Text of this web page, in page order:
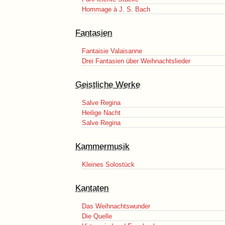
Hommage à J. S. Bach
Fantasien
Fantaisie Valaisanne
Drei Fantasien über Weihnachtslieder
Geistliche Werke
Salve Regina
Heilige Nacht
Salve Regina
Kammermusik
Kleines Solostück
Kantaten
Das Weihnachtswunder
Die Quelle